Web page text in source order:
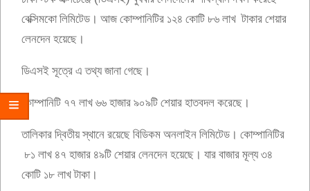
বেক্সিমকো লিমিটেড। আজ কোম্পানিটির ১২৪ কোটি ৮৬ লাখ টাকার শেয়ার
লেনদেন হয়েছে।
ডিএসই সূত্রে এ তথ্য জানা গেছে।
কোম্পানিটি ৭৭ লাখ ৬৬ হাজার ৯০৯টি শেয়ার হাতবদল করেছে।
তালিকার দ্বিতীয় স্থানে রয়েছে বিডিকম অনলাইন লিমিটেড। কোম্পানিটির
৮১ লাখ ৪৭ হাজার ৪৯টি শেয়ার লেনদেন হয়েছে। যার বাজার মূল্য ৩৪
কোটি ১৮ লাখ টাকা।